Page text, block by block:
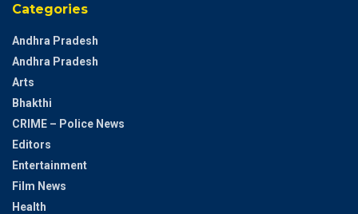
Categories
Andhra Pradesh
Andhra Pradesh
Arts
Bhakthi
CRIME – Police News
Editors
Entertainment
Film News
Health